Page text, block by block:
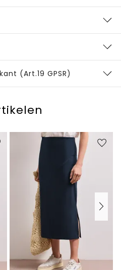
(Art.19 GPSR)